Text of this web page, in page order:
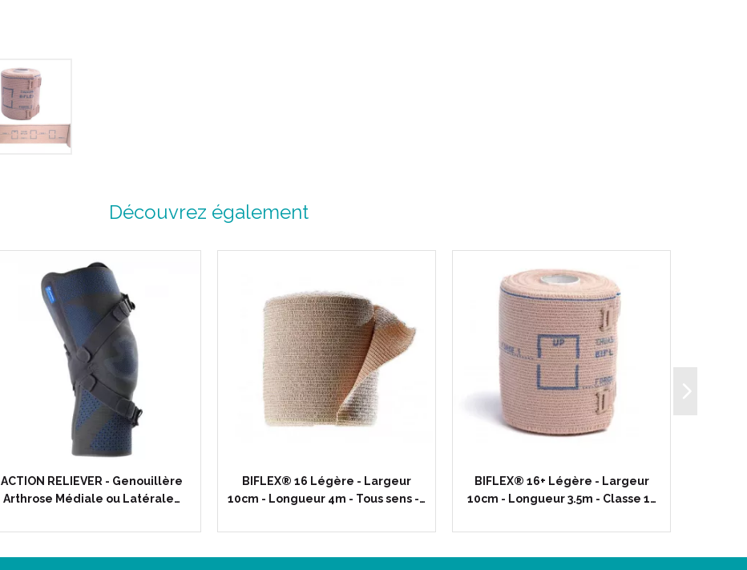
bande elle-même sa force en fonction de son niveau de recouvrement.
Epouse tous les reliefs anatomiques.
Taillage :
Découvrez également
ACTION RELIEVER - Genouillère
Arthrose Médiale ou Latérale…
BIFLEX® 16 Légère - Largeur
10cm - Longueur 4m - Tous sens -…
BIFLEX® 16+ Légère - Largeur
10cm - Longueur 3.5m - Classe 1…